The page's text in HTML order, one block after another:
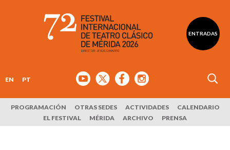
ENTRADAS
EN PT
PROGRAMACIÓN OTRAS SEDES ACTIVIDADES
CALENDARIO
EL FESTIVAL
MÉRIDA ARCHIVO PRENSA